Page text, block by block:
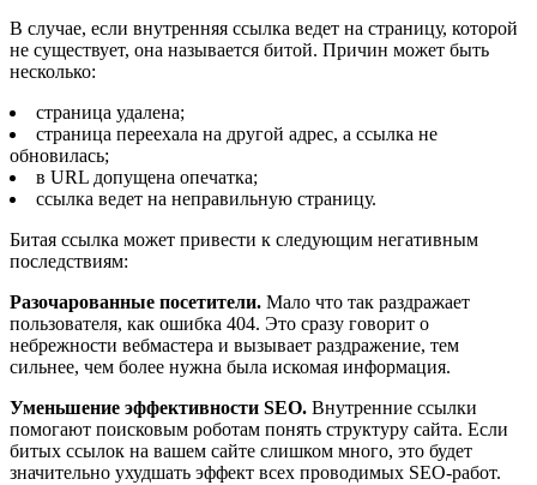
В случае, если внутренняя ссылка ведет на страницу, которой
не существует, она называется битой. Причин может быть
несколько:
страница удалена;
страница переехала на другой адрес, а ссылка не
обновилась;
в URL допущена опечатка;
ссылка ведет на неправильную страницу.
Битая ссылка может привести к следующим негативным
последствиям:
Разочарованные посетители. Мало что так раздражает
пользователя, как ошибка 404. Это сразу говорит о
небрежности вебмастера и вызывает раздражение, тем
сильнее, чем более нужна была искомая информация.
Уменьшение эффективности SEO. Внутренние ссылки
помогают поисковым роботам понять структуру сайта. Если
битых ссылок на вашем сайте слишком много, это будет
значительно ухудшать эффект всех проводимых SEO-работ.